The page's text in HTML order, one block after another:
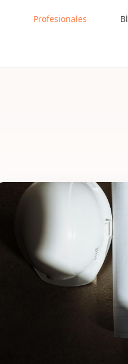
Profesionales